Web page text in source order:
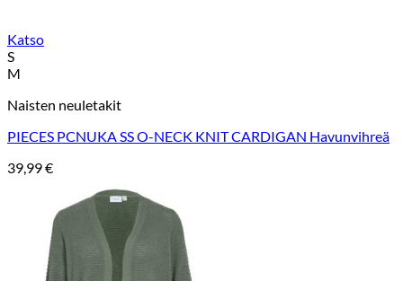
Katso
S
M
Naisten neuletakit
PIECES PCNUKA SS O-NECK KNIT CARDIGAN Havunvihreä
39,99€